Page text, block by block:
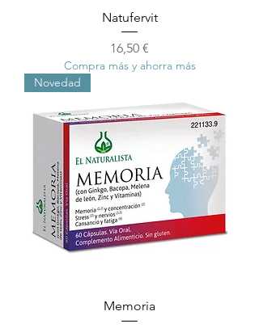
Natufervit
Precio
16,50 €
Compra más y ahorra más
Novedad
Memoria